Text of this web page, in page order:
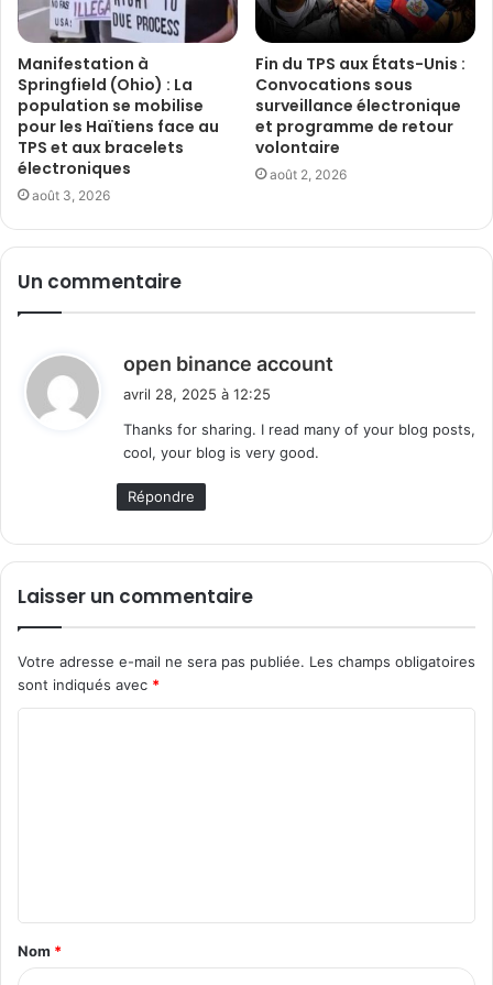
Manifestation à
Springfield (Ohio) : La
population se mobilise
pour les Haïtiens face au
TPS et aux bracelets
électroniques
août 3, 2026
Fin du TPS aux États-Unis :
Convocations sous
surveillance électronique
et programme de retour
volontaire
août 2, 2026
Un commentaire
open binance account
avril 28, 2025 à 12:25
Thanks for sharing. I read many of your blog posts,
cool, your blog is very good.
Répondre
Laisser un commentaire
Votre adresse e-mail ne sera pas publiée. Les champs obligatoires
sont indiqués avec *
t
a
Nom *